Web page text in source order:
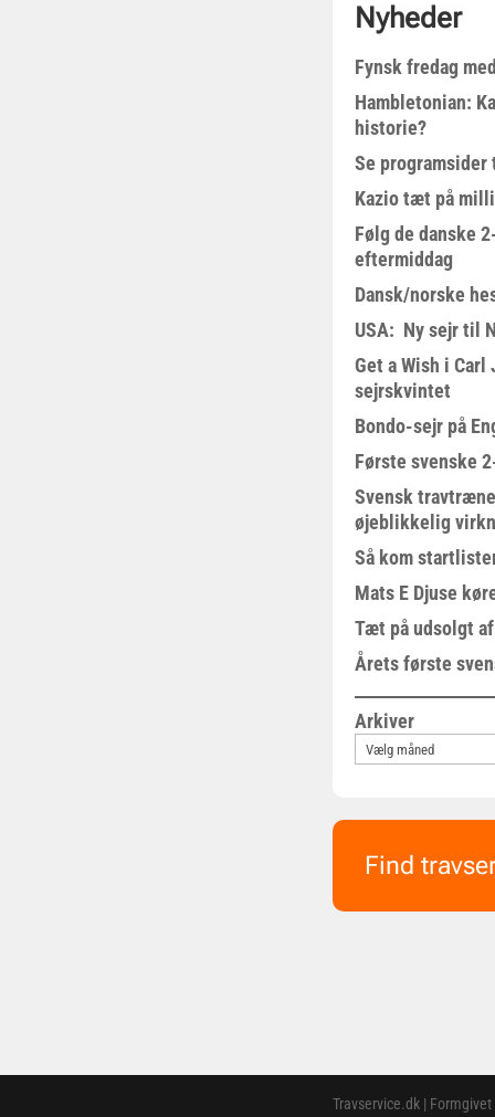
Nyheder
Fynsk fredag
Hambletonian:
historie?
Se
Kazio tæt på
Følg de danske
eftermiddag
Dansk/norske
USA: Ny sejr til
Get a Wish i Carl
sejrskvintet
Bondo-sejr på
Første svenske
Svensk
øjeblikkelig
Så kom
Mats E Djuse
Tæt på udsolgt
Årets første
Arkiver
Find
Travservice.dk |